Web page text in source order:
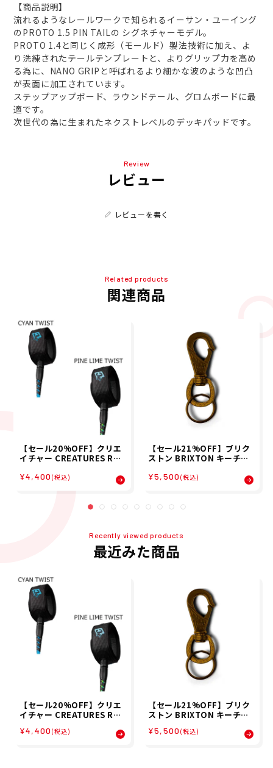
【商品説明】
流れるようなレールワークで知られるイーサン・ユーイング
のPROTO 1.5 PIN TAILの シグネチャーモデル。
PROTO 1.4と同じく成形（モールド）製法技術に加え、よ
り洗練されたテールテンプレートと、よりグリップ力を高め
る為に、NANO GRIPと呼ばれるより細かな波のような凹凸
が表面に加工されています。
ステップアップボード、ラウンドテール、グロムボードに最
適です。
次世代の為に生まれたネクストレベルのデッキパッドです。
Review
レビュー
レビューを書く
Related products
関連商品
【セール20%OFF】クリエ
イチャー CREATURES REL
(1.8mX5mm) ショートボー
ド サーフィン リーシュコー
ド 1100226100001
¥4,400 (税込)
【セール21%OFF】ブリク
ストン BRIXTON キーチェ
05339 26SP
¥5,500 (税込)
Recently viewed products
最近みた商品
【セール20%OFF】クリエ
イチャー CREATURES REL
(1.8mX5mm) ショートボー
¥4,400 (税込)
【セール21%OFF】ブリク
ストン BRIXTON キーチェ
05339 26SP
¥5,500 (税込)